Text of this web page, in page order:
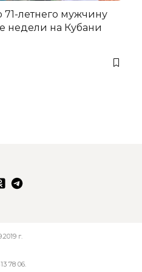
летнего мужчину
недели на Кубани
г.
78 06.